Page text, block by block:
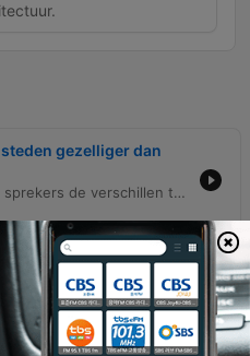
gezelliger dan
In deze aflevering bespreken de sprekers de verschillen tussen Europese en Amerikaanse steden, met een focus op de historische waarde van stadsmuren en de impact van de auto op stedelijke ruimtelijkheid. Er wordt kritiek geuit op de architectuur in Almere en de verwaarlozing van bepaalde stadscentra zoals Utrecht en Heerlen, waarbij ook sociale problematiek zoals dakloosheid aan bod komt. Daarnaast wordt ingegaan op wat een stadscentrum gezellig maakt, waarbij historische architectuur en beperkingen op terrasjes als cruciaal worden beschouwd. De discussie omvat tevens de culturele impact van de DDR-tijd in Duitsland en de complexiteit van het behouden van historisch erfgoed tegenover modernisme.
dus gebeurt dit nu
In deze aflevering deelt Maarten nostalgische herinneringen aan zijn jeugd en reflecteert hij op het verschil tussen de innerlijke en uiterlijke zelf. De gesprekken verschuiven vervolgens naar diverse maatschappelijke thema's, waaronder de geopolitieke situatie in Oekraïne, de rol van Trump en de toekomst van kernenergie. Daarnaast worden onderwerpen als kunst, geschiedschrijving en de bouw van de piramides besproken. De aflevering sluit af met een analyse van de invloed van internet op politiek extremisme, de betrouwbaarheid van peilingen en een korte reflectie op het dagritme.
en de Ceuta-crisis